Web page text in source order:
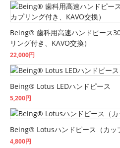
Being® 歯科用高速ハンドピース
リング付き、KAVO交換）
22,000円
Being® Lotus LEDハンドピース
5,200円
Being® Lotusハンドピース（カッ
4,800円